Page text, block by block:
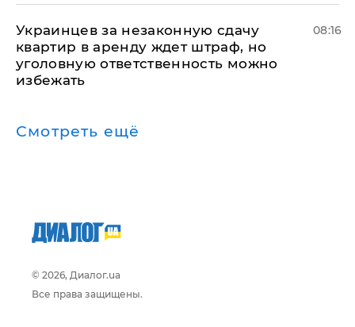
Украинцев за незаконную сдачу
квартир в аренду ждет штраф, но
уголовную ответственность можно
избежать
08:16
Смотреть ещё
© 2026, Диалог.ua
Все права защищены.